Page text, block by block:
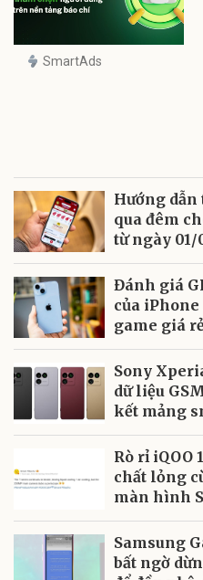
SmartAds
Hướng
qua đêm
từ ngày 01/
Đánh giá
của
game giá
Sony
dữ liệu
kết mảng
Rò rỉ
chất lỏng
màn hình
Samsung
bất ngờ